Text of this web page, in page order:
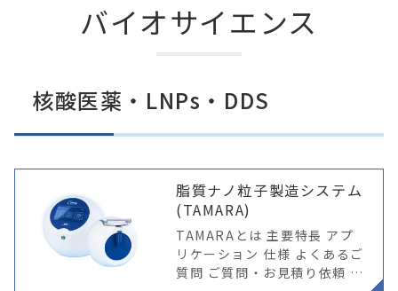
バイオサイエンス
核酸医薬・LNPs・DDS
脂質ナノ粒子製造システム
(TAMARA)
TAMARAとは 主要特長 アプ
リケーション 仕様 よくあるご
質問 ご質問・お見積り依頼 製